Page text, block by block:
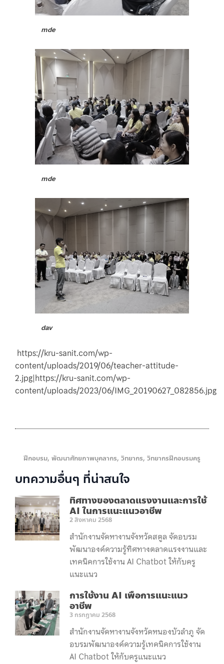
mde
mde
dav
https://kru-sanit.com/wp-
content/uploads/2019/06/teacher-attitude-
2.jpg|https://kru-sanit.com/wp-
content/uploads/2023/06/IMG_20190627_082856.jpg
ฝึกอบรม, พัฒนาศักยภาพบุคลากร, วิทยากร, วิทยากรฝึกอบรมครู
บทความอื่นๆ ที่น่าสนใจ
ทิศทางของตลาดแรงงานและการใช้
AI ในการแนะแนวอาชีพ
2 สิงหาคม 2568
สำนักงานจัดหางานจังหวัดสตูล จัดอบรม
พัฒนาองค์ความรู้ทิศทางตลาดแรงงานและ
เทคนิคการใช้งาน AI Chatbot ให้กับครู
แนะแนว
การใช้งาน AI เพื่อการแนะแนว
อาชีพ
3 กรกฎาคม 2568
สำนักงานจัดหางานจังหวัดหนองบัวลำภู จัด
อบรมพัฒนาองค์ความรู้เทคนิคการใช้งาน
AI Chatbot ให้กับครูแนะแนว